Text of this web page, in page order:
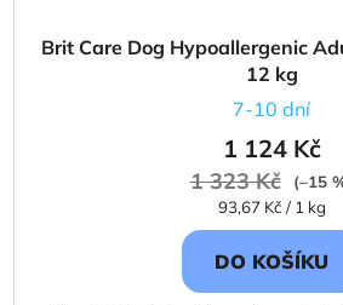
Brit Care Dog Hypoallergenic
12 kg
7-10 dní
1 124 Kč
1 323 Kč
(–15
Měrná
cena:
93,67 Kč / 1 kg
DO KOŠÍKU